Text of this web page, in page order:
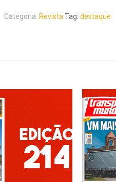
-Categoria: Revista Tag: destaque